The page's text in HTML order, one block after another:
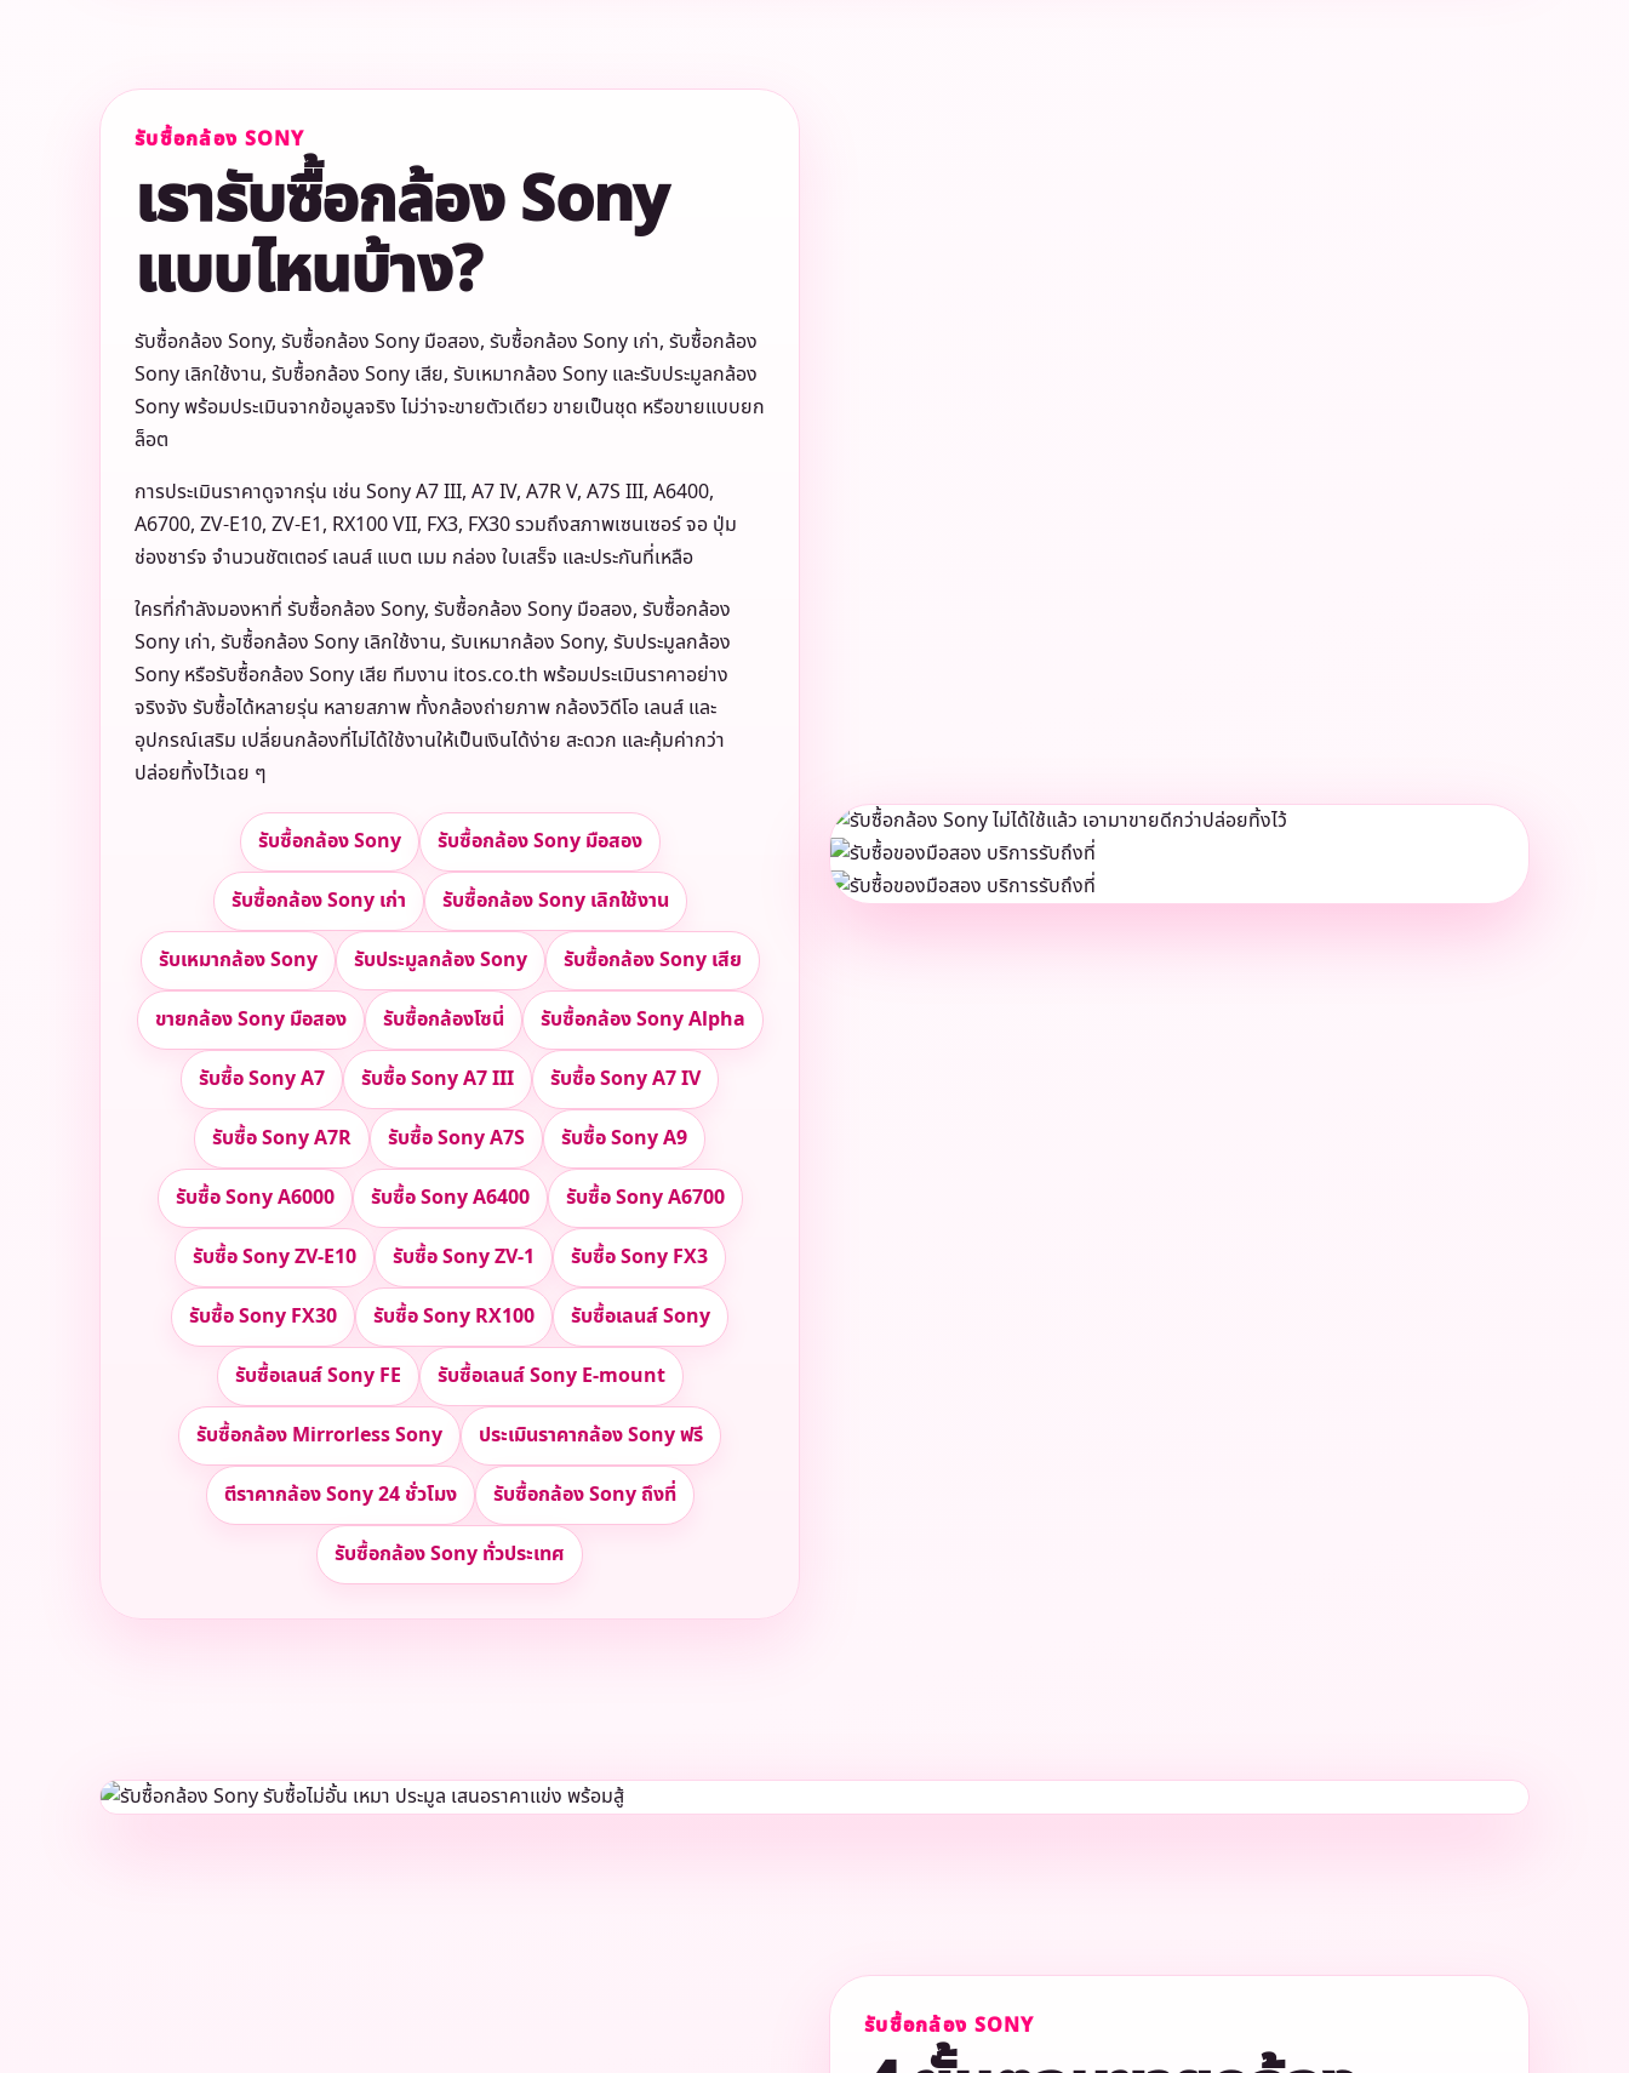
รับซื้อกล้อง SONY
เรารับซื้อกล้อง Sony
แบบไหนบ้าง?
รับซื้อกล้อง Sony, รับซื้อกล้อง Sony มือสอง, รับซื้อกล้อง Sony เก่า, รับซื้อกล้อง
Sony เลิกใช้งาน, รับซื้อกล้อง Sony เสีย, รับเหมากล้อง Sony และรับประมูลกล้อง
Sony พร้อมประเมินจากข้อมูลจริง ไม่ว่าจะขายตัวเดียว ขายเป็นชุด หรือขายแบบยก
ล็อต
การประเมินราคาดูจากรุ่น เช่น Sony A7 III, A7 IV, A7R V, A7S III, A6400,
A6700, ZV-E10, ZV-E1, RX100 VII, FX3, FX30 รวมถึงสภาพเซนเซอร์ จอ ปุ่ม
ช่องชาร์จ จำนวนชัตเตอร์ เลนส์ แบต เมม กล่อง ใบเสร็จ และประกันที่เหลือ
ใครที่กำลังมองหาที่ รับซื้อกล้อง Sony, รับซื้อกล้อง Sony มือสอง, รับซื้อกล้อง
Sony เก่า, รับซื้อกล้อง Sony เลิกใช้งาน, รับเหมากล้อง Sony, รับประมูลกล้อง
Sony หรือรับซื้อกล้อง Sony เสีย ทีมงาน itos.co.th พร้อมประเมินราคาอย่าง
จริงจัง รับซื้อได้หลายรุ่น หลายสภาพ ทั้งกล้องถ่ายภาพ กล้องวิดีโอ เลนส์ และ
อุปกรณ์เสริม เปลี่ยนกล้องที่ไม่ได้ใช้งานให้เป็นเงินได้ง่าย สะดวก และคุ้มค่ากว่า
ปล่อยทิ้งไว้เฉย ๆ
รับซื้อกล้อง Sony รับซื้อกล้อง Sony มือสอง
รับซื้อกล้อง Sony เก่า รับซื้อกล้อง Sony เลิกใช้งาน
รับเหมากล้อง Sony รับประมูลกล้อง Sony รับซื้อกล้อง Sony เสีย
ขายกล้อง Sony มือสอง รับซื้อกล้องโซนี่ รับซื้อกล้อง Sony Alpha
รับซื้อ Sony A7 รับซื้อ Sony A7 III รับซื้อ Sony A7 IV
รับซื้อ Sony A7R รับซื้อ Sony A7S รับซื้อ Sony A9
รับซื้อ Sony A6000 รับซื้อ Sony A6400 รับซื้อ Sony A6700
รับซื้อ Sony ZV-E10 รับซื้อ Sony ZV-1 รับซื้อ Sony FX3
รับซื้อ Sony FX30 รับซื้อ Sony RX100 รับซื้อเลนส์ Sony
รับซื้อเลนส์ Sony FE รับซื้อเลนส์ Sony E-mount
รับซื้อกล้อง Mirrorless Sony ประเมินราคากล้อง Sony ฟรี
ตีราคากล้อง Sony 24 ชั่วโมง รับซื้อกล้อง Sony ถึงที่
รับซื้อกล้อง Sony ทั่วประเทศ
รับซื้อกล้อง SONY